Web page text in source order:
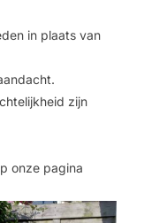
in plaats van
zijn
onze pagina